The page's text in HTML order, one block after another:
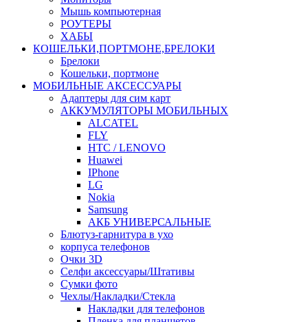
Мышь компьютерная
РОУТЕРЫ
ХАБЫ
КОШЕЛЬКИ,ПОРТМОНЕ,БРЕЛОКИ
Брелоки
Кошельки, портмоне
МОБИЛЬНЫЕ АКСЕССУАРЫ
Адаптеры для сим карт
АККУМУЛЯТОРЫ МОБИЛЬНЫХ
ALCATEL
FLY
HTC / LENOVO
Huawei
IPhone
LG
Nokia
Samsung
АКБ УНИВЕРСАЛЬНЫЕ
Блютуз-гарнитура в ухо
корпуса телефонов
Очки 3D
Селфи аксессуары/Штативы
Сумки фото
Чехлы/Накладки/Стекла
Накладки для телефонов